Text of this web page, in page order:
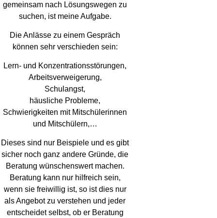
gemeinsam nach Lösungswegen zu
suchen, ist meine Aufgabe.
Die Anlässe zu einem Gespräch
können sehr verschieden sein:
Lern- und Konzentrationsstörungen,
Arbeitsverweigerung,
Schulangst,
häusliche Probleme,
Schwierigkeiten mit Mitschülerinnen
und Mitschülern,…
Dieses sind nur Beispiele und es gibt
sicher noch ganz andere Gründe, die
Beratung wünschenswert machen.
Beratung kann nur hilfreich sein,
wenn sie freiwillig ist, so ist dies nur
als Angebot zu verstehen und jeder
entscheidet selbst, ob er Beratung